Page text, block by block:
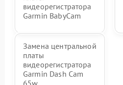
видеорегистратора
Garmin BabyCam
Замена центральной
платы
видеорегистратора
Garmin Dash Cam
65w